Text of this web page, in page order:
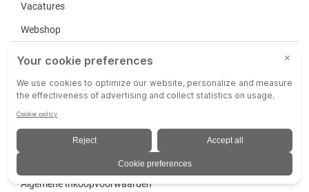
Vacatures
Webshop
Service
Disclaimer
Algemene Verkoopvoorwaarden
Algemene Inkoopvoorwaarden